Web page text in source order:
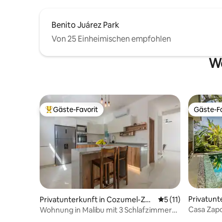
Benito Juárez Park
Von 25 Einheimischen empfohlen
Beliebter Gäste-Favorit.
Gäste-Favorit
Privatunterkunft in Cozumel-Zen
trum
Durchschnittliche
5 (11)
Wohnung in Malibu mit 3 Schlafzimmern |
Gäste-
Gäste-
Casa